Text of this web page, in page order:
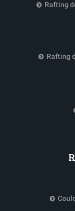
Rafting
Rafting